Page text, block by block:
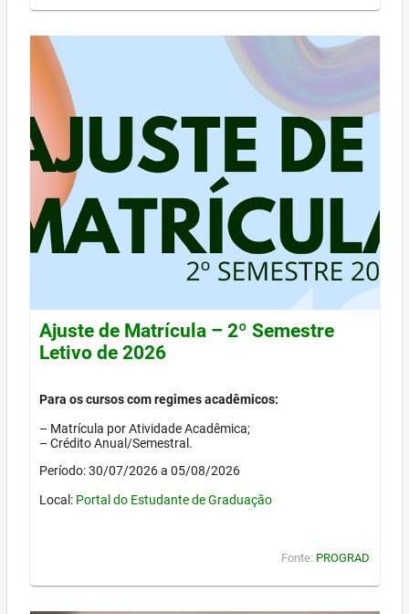
Ajuste de Matrícula – 2º Semestre
Letivo de 2026
Para os cursos com regimes acadêmicos:
– Matrícula por Atividade Acadêmica;
– Crédito Anual/Semestral.
Período: 30/07/2026 a 05/08/2026
Local: Portal do Estudante de Graduação
Fonte: PROGRAD